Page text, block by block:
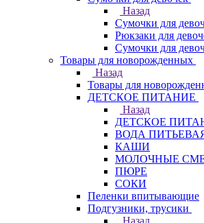
Назад
Сумочки для
Рюкзаки для
Сумочки для
Товары для новорожденных
Назад
Товары для
ДЕТСКОЕ ПИТАНИЕ
Назад
ДЕТСКОЕ
ВОДА
КАШИ
МОЛОЧНЫЕ
ПЮРЕ
СОКИ
Пеленки впитывающие
Подгузники, трусики
Назад